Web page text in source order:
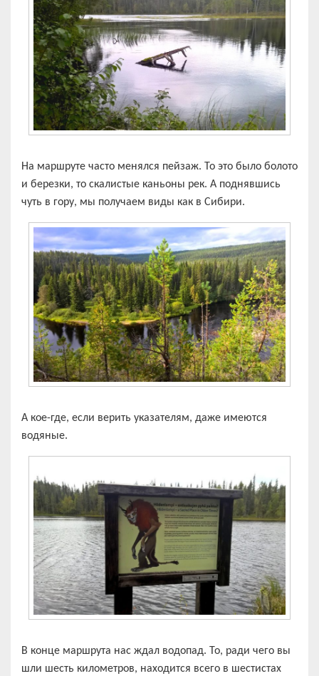
На маршруте часто менялся пейзаж. То это было болото
и березки, то скалистые каньоны рек. А поднявшись
чуть в гору, мы получаем виды как в Сибири.
А кое-где, если верить указателям, даже имеются
водяные.
В конце маршрута нас ждал водопад. То, ради чего вы
шли шесть километров, находится всего в шестистах